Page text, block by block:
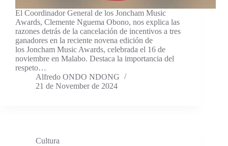
El Coordinador General de los Joncham Music
Awards, Clemente Nguema Obono, nos explica las
razones detrás de la cancelación de incentivos a tres
ganadores en la reciente novena edición de
los Joncham Music Awards, celebrada el 16 de
noviembre en Malabo. Destaca la importancia del
respeto…
Alfredo ONDO NDONG
21 de November de 2024
Cultura